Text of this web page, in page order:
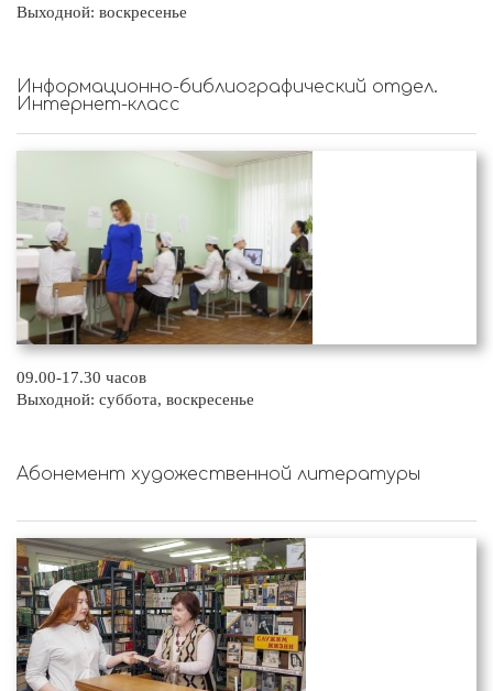
Выходной: воскресенье
Информационно-библиографический отдел.
Интернет-класс
09.00-17.30 часов
Выходной: суббота, воскресенье
Абонемент художественной литературы